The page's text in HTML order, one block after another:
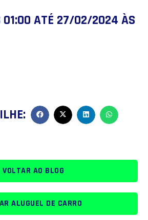
ATÉ 27/02/2024 ÀS
VOLTAR AO BLOG
ALUGUEL DE CARRO